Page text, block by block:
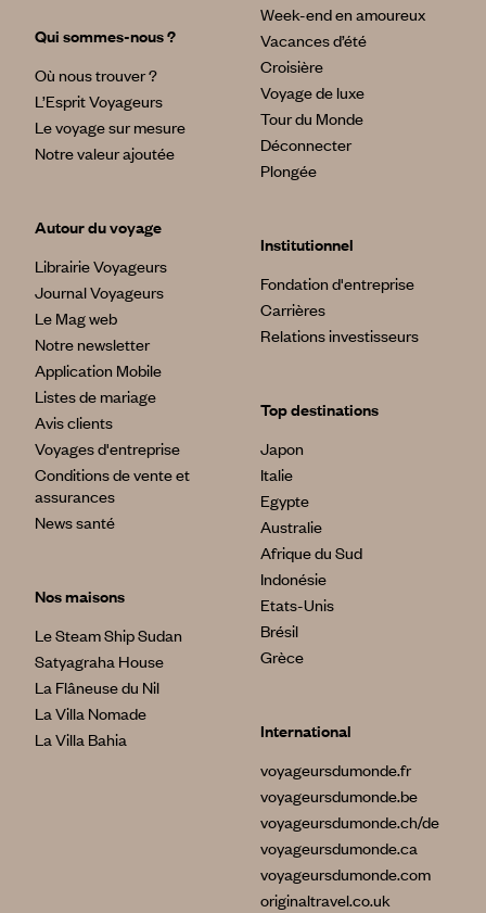
Qui sommes-nous ?
Où nous trouver ?
L’Esprit Voyageurs
Le voyage sur mesure
Notre valeur ajoutée
Autour du voyage
Librairie Voyageurs
Journal Voyageurs
Le Mag web
Notre newsletter
Application Mobile
Listes de mariage
Avis clients
Voyages d'entreprise
Conditions de vente et
assurances
News santé
Nos maisons
Le Steam Ship Sudan
Satyagraha House
La Flâneuse du Nil
La Villa Nomade
La Villa Bahia
Week-end en amoureux
Vacances d’été
Croisière
Voyage de luxe
Tour du Monde
Déconnecter
Plongée
Institutionnel
Fondation d'entreprise
Carrières
Relations investisseurs
Top destinations
Japon
Italie
Egypte
Australie
Afrique du Sud
Indonésie
Etats-Unis
Brésil
Grèce
International
voyageursdumonde.fr
voyageursdumonde.be
voyageursdumonde.ch/de
voyageursdumonde.ca
voyageursdumonde.com
originaltravel.co.uk